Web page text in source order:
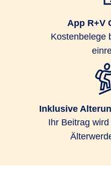
App R+V
Kostenbelege
Inklusive
Ihr Beitrag